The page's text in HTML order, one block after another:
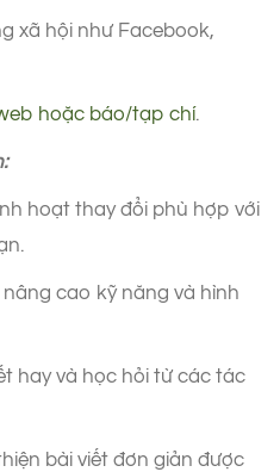
xã hội như Facebook,
hoặc báo/tạp chí.
hoạt thay đổi phù hợp với
cao kỹ năng và hình
hay và học hỏi từ các tác
bài viết đơn giản được